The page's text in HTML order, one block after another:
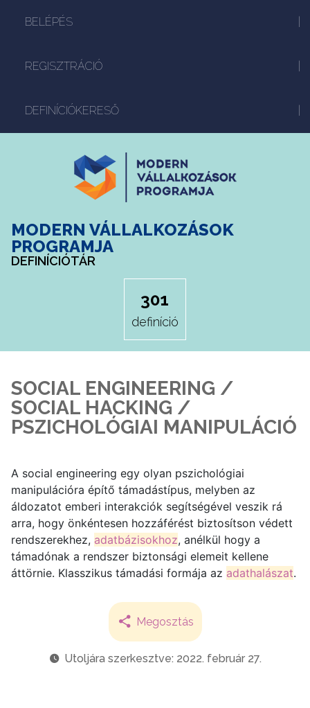
BELÉPÉS
REGISZTRÁCIÓ
DEFINÍCIÓKERESŐ
MODERN VÁLLALKOZÁSOK
PROGRAMJA
DEFINÍCIÓTÁR
301
definíció
SOCIAL ENGINEERING /
SOCIAL HACKING /
PSZICHOLÓGIAI MANIPULÁCIÓ
A social engineering egy olyan pszichológiai
manipulációra építő támadástípus, melyben az
áldozatot emberi interakciók segítségével veszik rá
arra, hogy önkéntesen hozzáférést biztosítson védett
rendszerekhez, adatbázisokhoz, anélkül hogy a
támadónak a rendszer biztonsági elemeit kellene
áttörnie. Klasszikus támadási formája az adathalászat.
Megosztás
Utoljára szerkesztve: 2022. február 27.